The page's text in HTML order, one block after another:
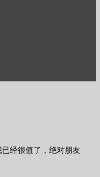
经很值了，绝对朋友